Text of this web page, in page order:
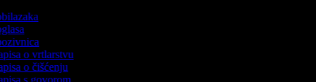
o vrtlarstvu
o čišćenju